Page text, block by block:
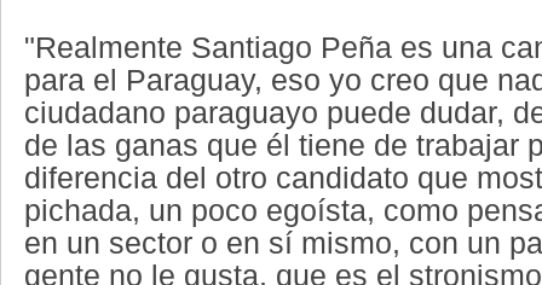
"Realmente Santiago Peña es una
para el Paraguay, eso yo creo que
ciudadano paraguayo puede dudar,
de las ganas que él tiene de trabajar
diferencia del otro candidato que
pichada, un poco egoísta, como
en un sector o en sí mismo, con un
gente no le gusta, que es el